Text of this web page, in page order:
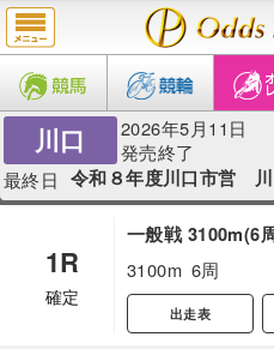
川口
2026年5月11日
発売終了
最終日 令和８年度川口市営
1R
確定
一般戦 3100m(6
3100m 6周
出走表